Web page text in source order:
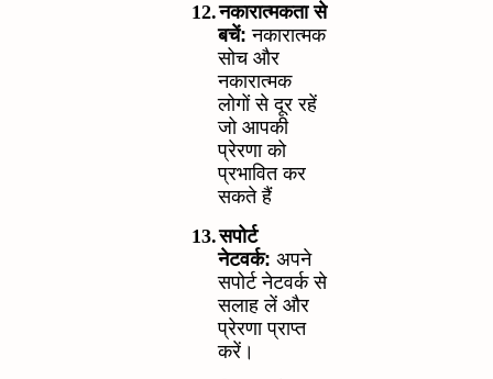
12.नकारात्मकता से
बचें: नकारात्मक
सोच और
नकारात्मक
लोगों से दूर रहें
जो आपकी
प्रेरणा को
प्रभावित कर
सकते हैं
13.सपोर्ट
नेटवर्क: अपने
सपोर्ट नेटवर्क से
सलाह लें और
प्रेरणा प्राप्त
करें।